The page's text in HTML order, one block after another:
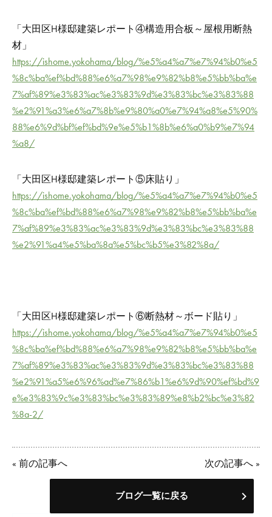
「大田区H様邸建築レポート④構造用合板～屋根用断熱
材」
https://ishome.yokohama/blog/%e5%a4%a7%e7%94%b0%e5
%8c%ba%ef%bd%88%e6%a7%98%e9%82%b8%e5%bb%ba%e
7%af%89%e3%83%ac%e3%83%9d%e3%83%bc%e3%83%88
%e2%91%a3%e6%a7%8b%e9%80%a0%e7%94%a8%e5%90%
88%e6%9d%bf%ef%bd%9e%e5%b1%8b%e6%a0%b9%e7%94
%a8/
「大田区H様邸建築レポート⑤床貼り」
https://ishome.yokohama/blog/%e5%a4%a7%e7%94%b0%e5
%8c%ba%ef%bd%88%e6%a7%98%e9%82%b8%e5%bb%ba%e
7%af%89%e3%83%ac%e3%83%9d%e3%83%bc%e3%83%88
%e2%91%a4%e5%ba%8a%e5%bc%b5%e3%82%8a/
「大田区H様邸建築レポート⑥断熱材～ボード貼り」
https://ishome.yokohama/blog/%e5%a4%a7%e7%94%b0%e5
%8c%ba%ef%bd%88%e6%a7%98%e9%82%b8%e5%bb%ba%e
7%af%89%e3%83%ac%e3%83%9d%e3%83%bc%e3%83%88
%e2%91%a5%e6%96%ad%e7%86%b1%e6%9d%90%ef%bd%9
e%e3%83%9c%e3%83%bc%e3%83%89%e8%b2%bc%e3%82
%8a-2/
« 前の記事へ 次の記事へ »
ブログ一覧に戻る